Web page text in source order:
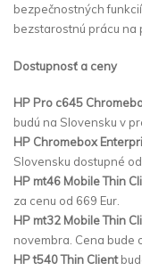
bezpečnostných
bezstarostnú prácu na
Dostupnosť a ceny
HP Pro c645
budú na Slovensku v
HP Chromebox
Slovensku dostupné
HP mt46 Mobile Thin
za cenu od 669 Eur.
HP mt32 Mobile Thin
novembra. Cena bude
HP t540 Thin Client